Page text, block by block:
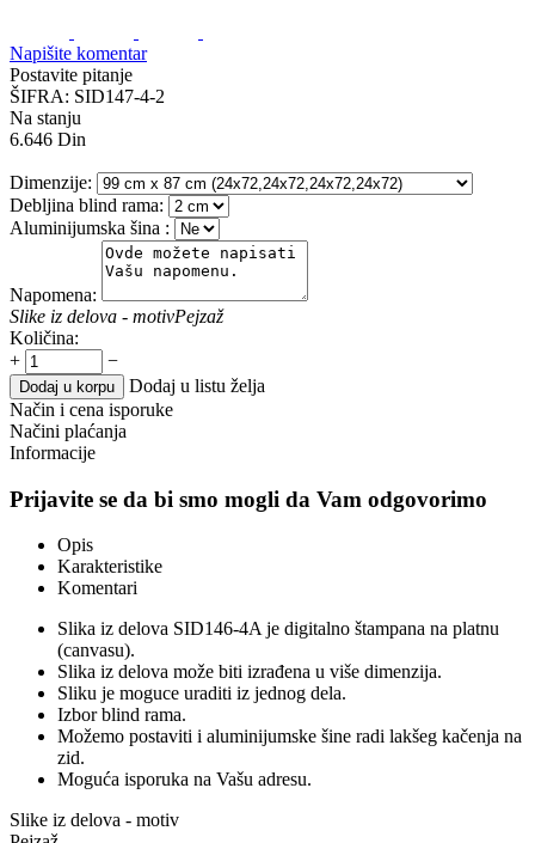
Napišite komentar
Postavite pitanje
ŠIFRA: SID147-4-2
Na stanju
6.646 Din
Dimenzije:
Debljina blind rama:
Aluminijumska šina :
Napomena:
Slike iz delova - motivPejzaž
Količina:
+
−
Dodaj u korpu
Dodaj u listu želja
Način i cena isporuke
Načini plaćanja
Informacije
Prijavite se da bi smo mogli da Vam odgovorimo
Opis
Karakteristike
Komentari
Slika iz delova SID146-4A je digitalno štampana na platnu
(canvasu).
Slika iz delova može biti izrađena u više dimenzija.
Sliku je moguce uraditi iz jednog dela.
Izbor blind rama.
Možemo postaviti i aluminijumske šine radi lakšeg kačenja na
zid.
Moguća isporuka na Vašu adresu.
Slike iz delova - motiv